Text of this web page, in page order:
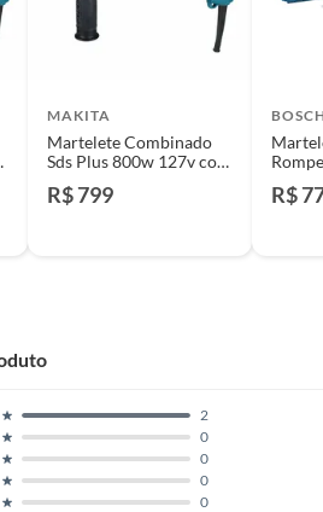
MAKITA
Martelete Combinado
Sds Plus 800w 127v com
R$ 799 R$
0
0
0
0
2